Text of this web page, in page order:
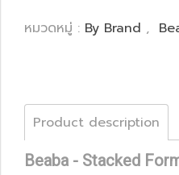
หมวดหมู่ : By Brand ,
Product description
Beaba - Stacked